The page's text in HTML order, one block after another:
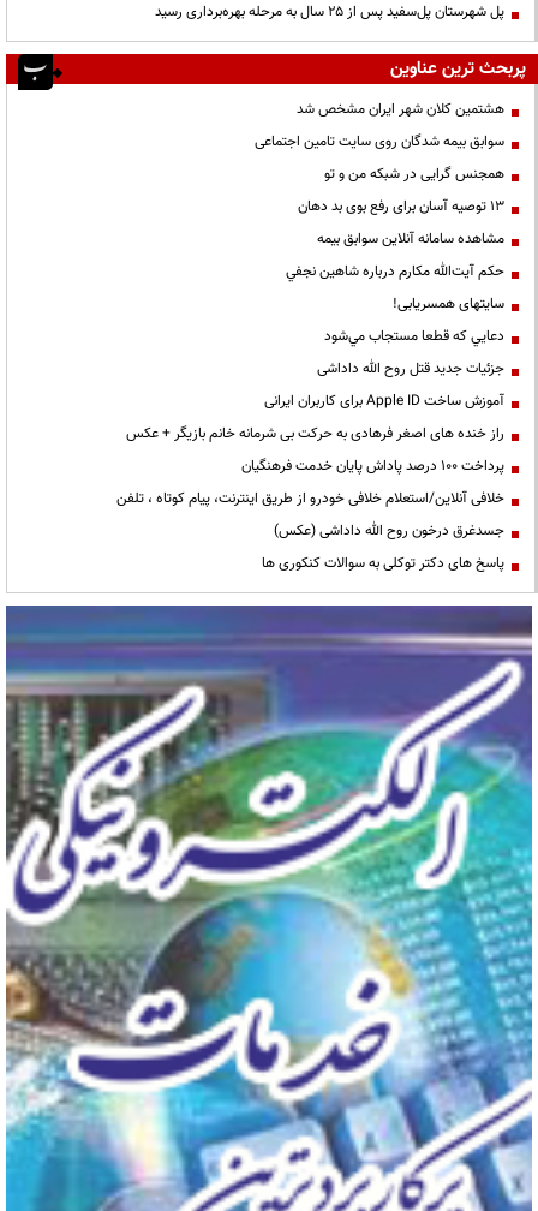
پل شهرستان پل‌سفید پس از ۲۵ سال به مرحله بهره‌برداری رسید
پربحث ترین عناوین
هشتمین کلان شهر ایران مشخص شد
سوابق بیمه شدگان روی سایت تامین اجتماعی
همجنس گرایی در شبکه من و تو
13 توصیه آسان برای رفع بوی بد دهان
مشاهده سامانه آنلاين سوابق بیمه
حكم آيت‌الله مكارم درباره شاهين نجفي
سایتهای همسریابی!
دعايي كه قطعا مستجاب مي‌شود
جزئیات جدید قتل روح الله داداشی
آموزش ساخت Apple ID برای کاربران ایرانی
راز خنده های اصغر فرهادی به حرکت بی شرمانه خانم بازیگر + عکس
پرداخت ۱۰۰ درصد پاداش پایان خدمت فرهنگیان
خلافی آنلاین/استعلام خلافی خودرو از طریق اینترنت، پیام کوتاه ، تلفن
جسدغرق درخون روح الله داداشی (عکس)
پاسخ های دکتر توکلی به سوالات کنکوری ها